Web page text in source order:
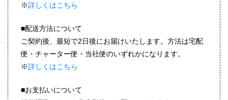
※詳しくはこちら
■配送方法について
ご契約後、最短で2日後にお届けいたします。方法は宅配
便・チャーター便・当社便のいずれかになります。
※詳しくはこちら
■お支払いについて